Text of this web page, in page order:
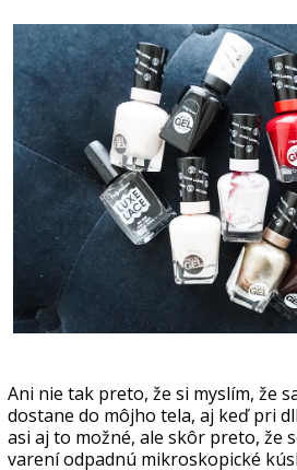
Ani nie tak preto, že si myslím, že
dostane do môjho tela, aj keď pri
asi aj to možné, ale skôr preto, že
varení odpadnú mikroskopické